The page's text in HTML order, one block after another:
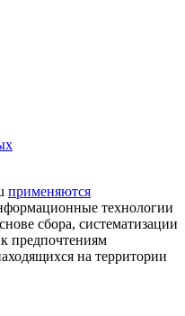
применяются
технологии
сбора, систематизации
предпочтениям
на территории